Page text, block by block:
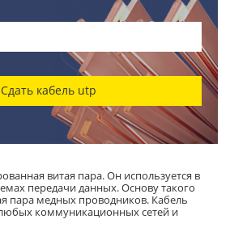
Сдать кабель utp
витая пара. Он используется в
передачи данных. Основу такого
пара медных проводников. Кабель
коммуникационных сетей и